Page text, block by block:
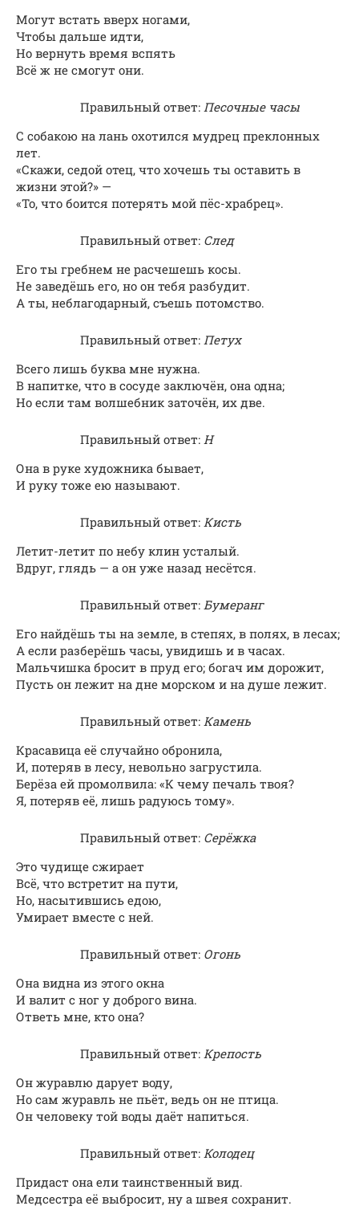
Могут встать вверх ногами,
Чтобы дальше идти,
Но вернуть время вспять
Всё ж не смогут они.
Правильный ответ: Песочные часы
С собакою на лань охотился мудрец преклонных
лет.
«Скажи, седой отец, что хочешь ты оставить в
жизни этой?» —
«То, что боится потерять мой пёс-храбрец».
Правильный ответ: След
Его ты гребнем не расчешешь косы.
Не заведёшь его, но он тебя разбудит.
А ты, неблагодарный, съешь потомство.
Правильный ответ: Петух
Всего лишь буква мне нужна.
В напитке, что в сосуде заключён, она одна;
Но если там волшебник заточён, их две.
Правильный ответ: Н
Она в руке художника бывает,
И руку тоже ею называют.
Правильный ответ: Кисть
Летит-летит по небу клин усталый.
Вдруг, глядь — а он уже назад несётся.
Правильный ответ: Бумеранг
Его найдёшь ты на земле, в степях, в полях, в лесах;
А если разберёшь часы, увидишь и в часах.
Мальчишка бросит в пруд его; богач им дорожит,
Пусть он лежит на дне морском и на душе лежит.
Правильный ответ: Камень
Красавица её случайно обронила,
И, потеряв в лесу, невольно загрустила.
Берёза ей промолвила: «К чему печаль твоя?
Я, потеряв её, лишь радуюсь тому».
Правильный ответ: Серёжка
Это чудище сжирает
Всё, что встретит на пути,
Но, насытившись едою,
Умирает вместе с ней.
Правильный ответ: Огонь
Она видна из этого окна
И валит с ног у доброго вина.
Ответь мне, кто она?
Правильный ответ: Крепость
Он журавлю дарует воду,
Но сам журавль не пьёт, ведь он не птица.
Он человеку той воды даёт напиться.
Правильный ответ: Колодец
Придаст она ели таинственный вид.
Медсестра её выбросит, ну а швея сохранит.